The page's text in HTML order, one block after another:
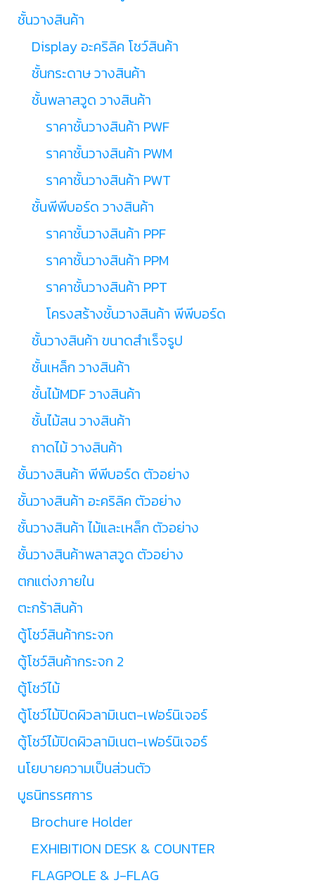
ชั้นวางสินค้า
Display อะคริลิค โชว์สินค้า
ชั้นกระดาษ วางสินค้า
ชั้นพลาสวูด วางสินค้า
ราคาชั้นวางสินค้า PWF
ราคาชั้นวางสินค้า PWM
ราคาชั้นวางสินค้า PWT
ชั้นพีพีบอร์ด วางสินค้า
ราคาชั้นวางสินค้า PPF
ราคาชั้นวางสินค้า PPM
ราคาชั้นวางสินค้า PPT
โครงสร้างชั้นวางสินค้า พีพีบอร์ด
ชั้นวางสินค้า ขนาดสำเร็จรูป
ชั้นเหล็ก วางสินค้า
ชั้นไม้MDF วางสินค้า
ชั้นไม้สน วางสินค้า
ถาดไม้ วางสินค้า
ชั้นวางสินค้า พีพีบอร์ด ตัวอย่าง
ชั้นวางสินค้า อะคริลิค ตัวอย่าง
ชั้นวางสินค้า ไม้และเหล็ก ตัวอย่าง
ชั้นวางสินค้าพลาสวูด ตัวอย่าง
ตกแต่งภายใน
ตะกร้าสินค้า
ตู้โชว์สินค้ากระจก
ตู้โชว์สินค้ากระจก 2
ตู้โชว์ไม้
ตู้โชว์ไม้ปิดผิวลามิเนต-เฟอร์นิเจอร์
ตู้โชว์ไม้ปิดผิวลามิเนต-เฟอร์นิเจอร์
นโยบายความเป็นส่วนตัว
บูธนิทรรศการ
Brochure Holder
EXHIBITION DESK & COUNTER
FLAGPOLE & J-FLAG